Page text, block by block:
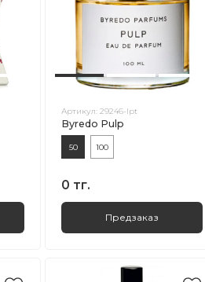
Артикул:29246-lpt
Byredo Pulp
50 100
0 тг.
Предзаказ